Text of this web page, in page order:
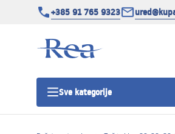
+385 91 765 9323
Sve kategorije